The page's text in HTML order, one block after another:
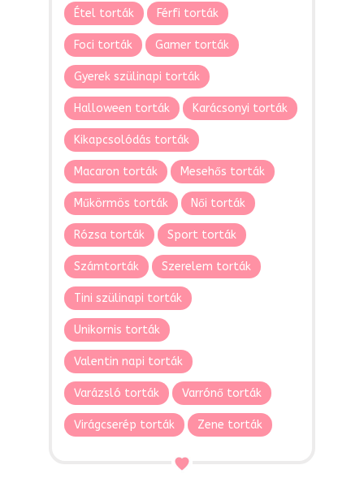
Étel torták Férfi torták
Foci torták Gamer torták
Gyerek szülinapi torták
Halloween torták Karácsonyi torták
Kikapcsolódás torták
Macaron torták Mesehős torták
Műkörmös torták Női torták
Rózsa torták Sport torták
Számtorták Szerelem torták
Tini szülinapi torták
Unikornis torták
Valentin napi torták
Varázsló torták Varrónő torták
Virágcserép torták Zene torták